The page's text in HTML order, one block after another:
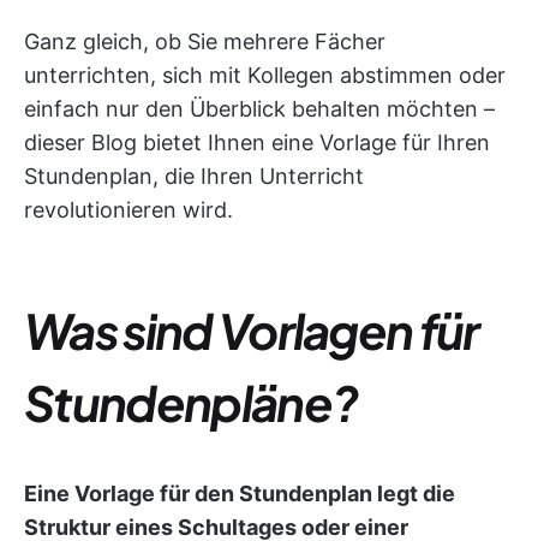
Ganz gleich, ob Sie mehrere Fächer
unterrichten, sich mit Kollegen abstimmen oder
einfach nur den Überblick behalten möchten –
dieser Blog bietet Ihnen eine Vorlage für Ihren
Stundenplan, die Ihren Unterricht
revolutionieren wird.
Was sind Vorlagen für
Stundenpläne?
Eine Vorlage für den Stundenplan legt die
Struktur eines Schultages oder einer